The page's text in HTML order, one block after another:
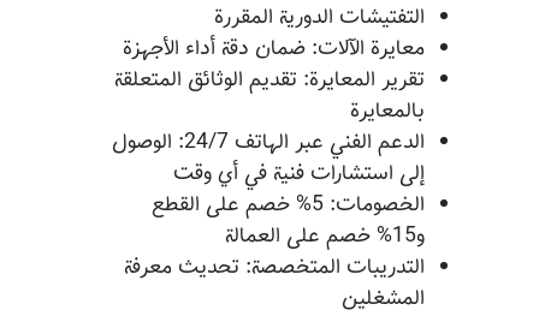
التفتيشات الدورية المقررة
معايرة الآلات: ضمان دقة أداء الأجهزة
تقرير المعايرة: تقديم الوثائق المتعلقة
بالمعايرة
الدعم الفني عبر الهاتف 24/7: الوصول
إلى استشارات فنية في أي وقت
الخصومات: 5% خصم على القطع
و15% خصم على العمالة
التدريبات المتخصصة: تحديث معرفة
المشغلين